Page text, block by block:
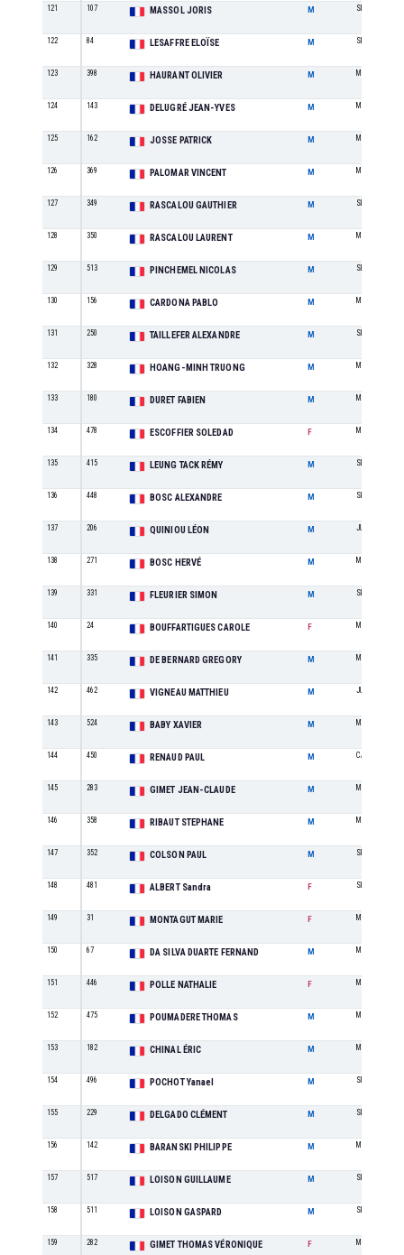
121 107 MASSOL JORIS M SE
122 84 LESAFFRE ELOÏSE M SE
123 398 HAURANT OLIVIER M M3
124 143 DELUGRÉ JEAN-YVES M M0
125 162 JOSSE PATRICK M M3
126 369 PALOMAR VINCENT M M1
127 349 RASCALOU GAUTHIER M SE
128 350 RASCALOU LAURENT M M4
129 513 PINCHEMEL NICOLAS M SE
130 156 CARDONA PABLO M M2
131 250 TAILLEFER ALEXANDRE M SE
132 328 HOANG-MINH TRUONG M M1
133 180 DURET FABIEN M M1
134 478 ESCOFFIER SOLEDAD F M1
135 415 LEUNG TACK RÉMY M SE
136 448 BOSC ALEXANDRE M SE
137 206 QUINIOU LÉON M JU
138 271 BOSC HERVÉ M M4
139 331 FLEURIER SIMON M SE
140 24 BOUFFARTIGUES CAROLE F M2
141 335 DE BERNARD GREGORY M M1
142 462 VIGNEAU MATTHIEU M JU
143 524 BABY XAVIER M M3
144 450 RENAUD PAUL M CA
145 283 GIMET JEAN-CLAUDE M M5
146 358 RIBAUT STEPHANE M M3
147 352 COLSON PAUL M SE
148 481 ALBERT Sandra F SE
149 31 MONTAGUT MARIE F M1
150 67 DA SILVA DUARTE FERNAND M M3
151 446 POLLE NATHALIE F M2
152 475 POUMADERE THOMAS M M1
153 182 CHINAL ÉRIC M M5
154 496 POCHOT Yanael M SE
155 229 DELGADO CLÉMENT M SE
156 142 BARANSKI PHILIPPE M M6
157 517 LOISON GUILLAUME M SE
158 511 LOISON GASPARD M SE
159 282 GIMET THOMAS VÉRONIQUE F M4